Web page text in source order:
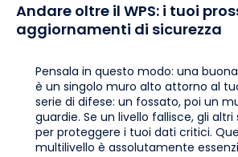
Andare oltre il WPS: i tuoi
aggiornamenti di sicurezza
Pensala in questo modo: una
è un singolo muro alto attorno al
serie di difese: un fossato, poi un
guardie. Se un livello fallisce, gli
per proteggere i tuoi dati critici.
multilivello è assolutamente